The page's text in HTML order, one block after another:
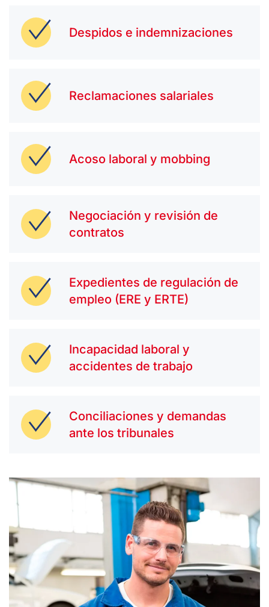
Despidos e indemnizaciones
Reclamaciones salariales
Acoso laboral y mobbing
Negociación y revisión de
contratos
Expedientes de regulación de
empleo (ERE y ERTE)
Incapacidad laboral y
accidentes de trabajo
Conciliaciones y demandas
ante los tribunales